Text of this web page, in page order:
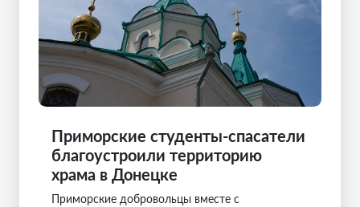
Приморские студенты-спасатели
благоустроили территорию
храма в Донецке
Приморские добровольцы вместе с